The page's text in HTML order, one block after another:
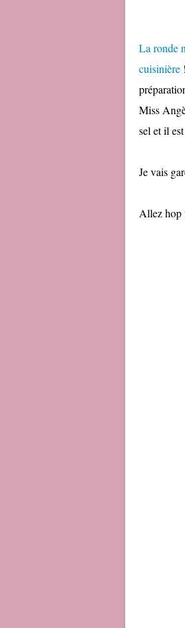
La ronde
cuisinière
Miss
sel et il
Je vais
Allez hop